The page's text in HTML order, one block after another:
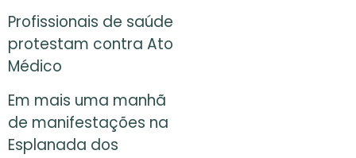
Profissionais de saúde
protestam contra Ato
Médico
Em mais uma manhã
de manifestações na
Esplanada dos